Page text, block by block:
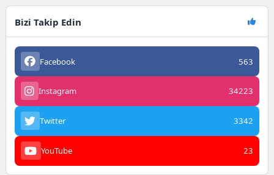
Bizi Takip Edin
Facebook 563
Instagram 34223
Twitter 3342
YouTube 23